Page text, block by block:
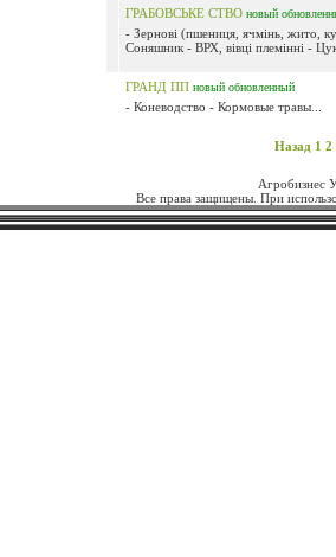
ГРАБОВСЬКЕ СТВО новый
- Зернові (пшениця, ячмінь, жито,
Соняшник - ВРХ, вівці племінні -
ГРАНД ПП новый обновленный
- Коневодство - Кормовые травы...
Назад 1 2
Агробизнес
Все права защищены. При